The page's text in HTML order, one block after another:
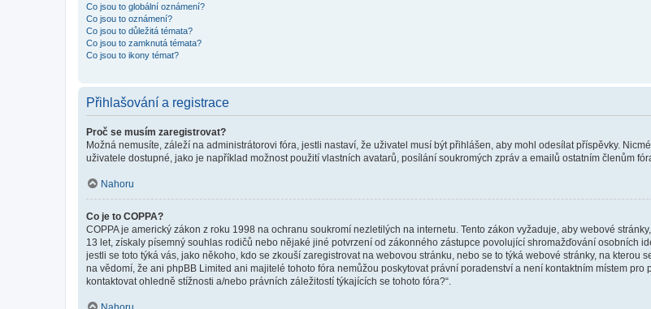
Co jsou to globální oznámení?
Co jsou to oznámení?
Co jsou to důležitá témata?
Co jsou to zamknutá témata?
Co jsou to ikony témat?
Přihlašování a registrace
Proč se musím zaregistrovat?
Možná nemusíte, záleží na administrátorovi fóra, jestli nastaví, že uživatel musí být přihlášen, aby mohl odesílat příspěvky.
uživatele dostupné, jako je například možnost použití vlastních avatarů, posílání soukromých zpráv a emailů ostatním členům
Nahoru
Co je to COPPA?
COPPA je americký zákon z roku 1998 na ochranu soukromí nezletilých na internetu. Tento zákon vyžaduje, aby webové
13 let, získaly písemný souhlas rodičů nebo nějaké jiné potvrzení od zákonného zástupce povolující shromažďování osobních
jestli se toto týká vás, jako někoho, kdo se zkouší zaregistrovat na webovou stránku, nebo se to týká webové stránky, na
na vědomí, že ani phpBB Limited ani majitelé tohoto fóra nemůžou poskytovat právní poradenství a není kontaktním místem
kontaktovat ohledně stížnosti a/nebo právních záležitostí týkajících se tohoto fóra?“.